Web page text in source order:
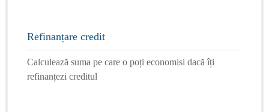
Refinanțare credit
Calculează suma pe care o poți economisi dacă îți
refinanțezi creditul